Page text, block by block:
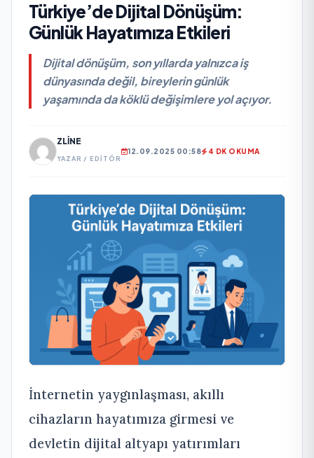
Türkiye’de Dijital Dönüşüm:
Günlük Hayatımıza Etkileri
Dijital dönüşüm, son yıllarda yalnızca iş
dünyasında değil, bireylerin günlük
yaşamında da köklü değişimlere yol açıyor.
ZLINE
YAZAR / EDITÖR
12.09.2025 00:58 4 DK OKUMA
İnternetin yaygınlaşması, akıllı
cihazların hayatımıza girmesi ve
devletin dijital altyapı yatırımları